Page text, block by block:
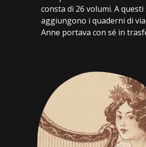
consta di 26 volumi. A questi
aggiungono i quaderni di
Anne portava con sé in